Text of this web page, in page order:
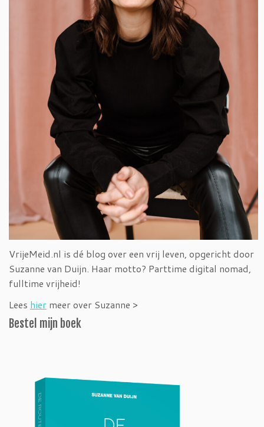
VrijeMeid.nl is dé blog over een vrij leven, opgericht door
Suzanne van Duijn. Haar motto? Parttime digital nomad,
fulltime vrijheid!
Lees hier meer over Suzanne >
Bestel mijn boek